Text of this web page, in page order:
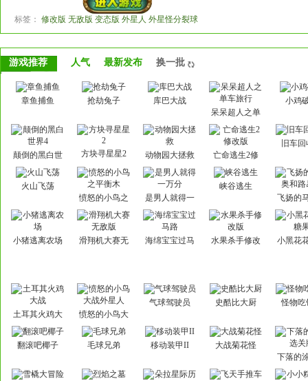
标签： 修改版 无敌版 变态版 外星人 外星怪分裂球
游戏推荐 人气 最新发布 换一批
章鱼捕鱼 抢劫兔子
库巴大战
呆呆超人之单
小鸡
颠倒的黑白世
方块寻星星2 动物园大拯救
亡命逃生2修
旧车
火山飞荡
愤怒的小鸟之
是男人就得一
峡谷逃生
飞扬的
小猪逃离农场
滑翔机大赛无
海绵宝宝过马
水果杀手修改
小黑花
土耳其火鸡大
愤怒的小鸟大
气球驾驶员 史酷比大厨 怪物吃
翻滚吧椰子 毛球兄弟 移动装甲II
大战菊花怪
下落的